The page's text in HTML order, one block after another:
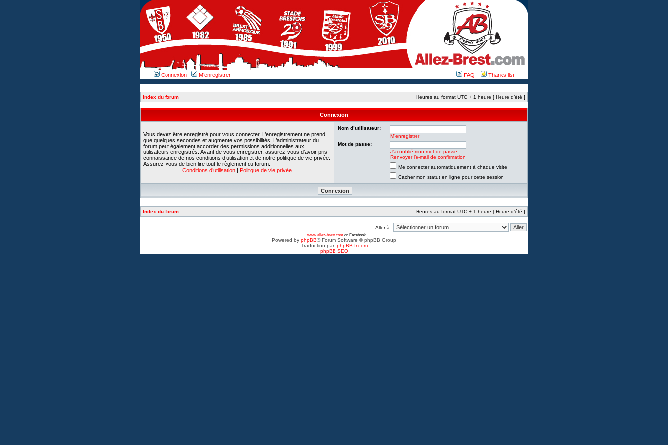
Connexion M’enregistrer FAQ Thanks list
Index du forum Heures au format UTC + 1 heure [ Heure d’été ]
Connexion
Vous devez être enregistré pour vous connecter. L’enregistrement ne prend
que quelques secondes et augmente vos possibilités. L’administrateur du
forum peut également accorder des permissions additionnelles aux
utilisateurs enregistrés. Avant de vous enregistrer, assurez-vous d’avoir pris
connaissance de nos conditions d’utilisation et de notre politique de vie privée.
Assurez-vous de bien lire tout le règlement du forum.
Conditions d’utilisation | Politique de vie privée
Nom d’utilisateur:
M’enregistrer
Mot de passe:
J’ai oublié mon mot de passe
Renvoyer l’e-mail de confirmation
Me connecter automatiquement à chaque visite
Cacher mon statut en ligne pour cette session
Index du forum Heures au format UTC + 1 heure [ Heure d’été ]
Aller à:
www.allez-brest.com on Facebook
Powered by phpBB® Forum Software © phpBB Group
Traduction par: phpBB-fr.com
phpBB SEO